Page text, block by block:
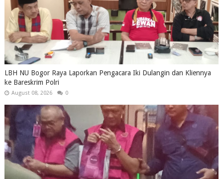
LBH NU Bogor Raya Laporkan Pengacara Iki Dulangin dan Kliennya
ke Bareskrim Polri
August 08, 2026 0